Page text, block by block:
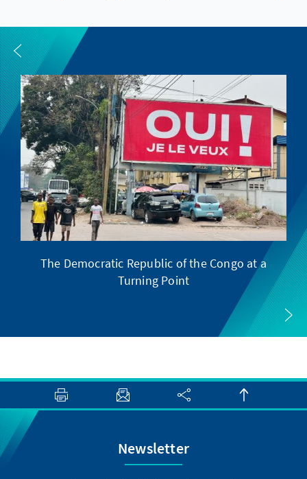
The Democratic Republic of the Congo at a
Turning Point
Newsletter